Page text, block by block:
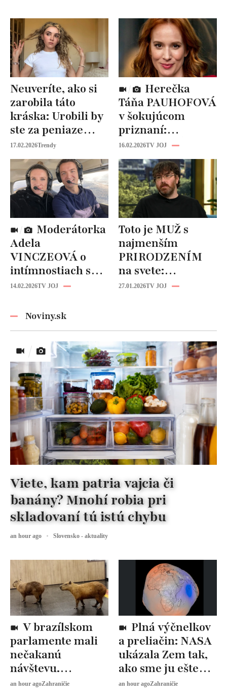
Neuveríte, ako si
zarobila táto
kráska: Urobili by
ste za peniaze
niečo podobné?
17.02.2026Trendy
Táňa PAUHOFOVÁ
v šokujúcom
priznaní:
NEVHODNÉ
návrhy v
šoubiznise!
16.02.2026TV JOJ
Adela
VINCZEOVÁ o
intímnostiach s
manželom:
hrávajú v posteli!
14.02.2026TV JOJ
Toto je MUŽ s
najmenším
PRIRODZENÍM
na svete:
Zriedkavý
27.01.2026TV JOJ
Noviny.sk
parlamente mali
nečakanú
návštevu.
Kapybary sa
an hour agoZahraničie
a preliačin: NASA
ukázala Zem tak,
ako sme ju ešte
nevideli
an hour agoZahraničie
Viete, kam patria vajcia či
banány? Mnohí robia pri
skladovaní tú istú chybu
an hour ago Slovensko - aktuality